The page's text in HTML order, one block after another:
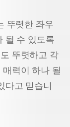
뚜렷한 좌우
될 수 있도록
뚜렷하고 각
력이 하나 될
다고 믿습니